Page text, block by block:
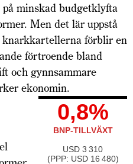
minskad budgetklyfta
Men det lär uppstå
knarkkartellerna förblir en
förtroende bland
och gynnsammare
ekonomin.
0,8%
BNP-TILLVÄXT
USD 3 310
(PPP: USD 16 480)